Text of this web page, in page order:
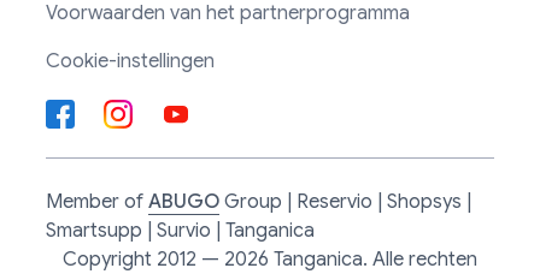
Voorwaarden van het partnerprogramma
Cookie-instellingen
Member of ABUGO Group | Reservio | Shopsys |
Smartsupp | Survio | Tanganica
Copyright 2012 — 2026 Tanganica. Alle rechten